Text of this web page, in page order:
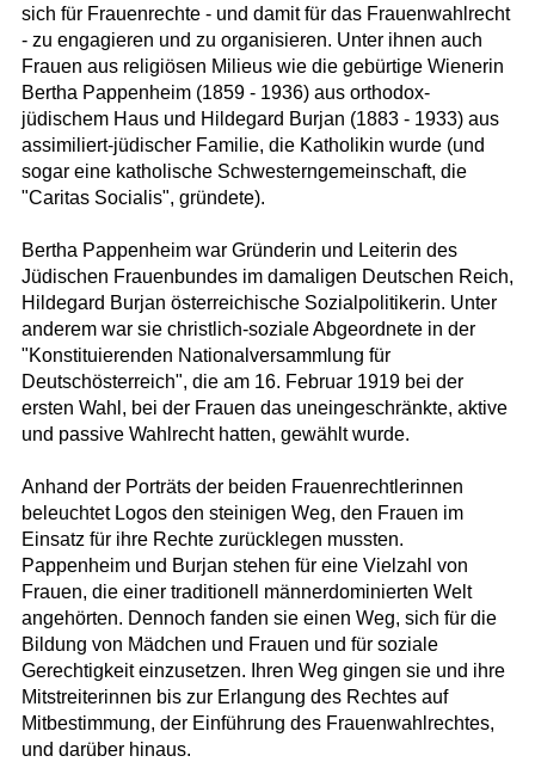
sich für Frauenrechte - und damit für das Frauenwahlrecht
- zu engagieren und zu organisieren. Unter ihnen auch
Frauen aus religiösen Milieus wie die gebürtige Wienerin
Bertha Pappenheim (1859 - 1936) aus orthodox-
jüdischem Haus und Hildegard Burjan (1883 - 1933) aus
assimiliert-jüdischer Familie, die Katholikin wurde (und
sogar eine katholische Schwesterngemeinschaft, die
"Caritas Socialis", gründete).
Bertha Pappenheim war Gründerin und Leiterin des
Jüdischen Frauenbundes im damaligen Deutschen Reich,
Hildegard Burjan österreichische Sozialpolitikerin. Unter
anderem war sie christlich-soziale Abgeordnete in der
"Konstituierenden Nationalversammlung für
Deutschösterreich", die am 16. Februar 1919 bei der
ersten Wahl, bei der Frauen das uneingeschränkte, aktive
und passive Wahlrecht hatten, gewählt wurde.
Anhand der Porträts der beiden Frauenrechtlerinnen
beleuchtet Logos den steinigen Weg, den Frauen im
Einsatz für ihre Rechte zurücklegen mussten.
Pappenheim und Burjan stehen für eine Vielzahl von
Frauen, die einer traditionell männerdominierten Welt
angehörten. Dennoch fanden sie einen Weg, sich für die
Bildung von Mädchen und Frauen und für soziale
Gerechtigkeit einzusetzen. Ihren Weg gingen sie und ihre
Mitstreiterinnen bis zur Erlangung des Rechtes auf
Mitbestimmung, der Einführung des Frauenwahlrechtes,
und darüber hinaus.